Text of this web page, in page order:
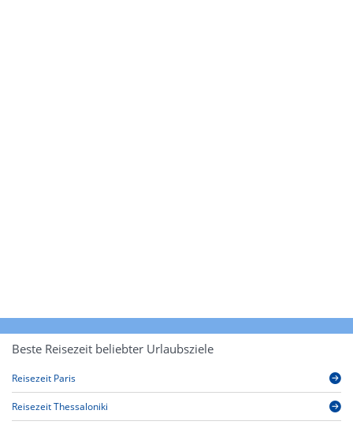
Beste Reisezeit beliebter Urlaubsziele
Reisezeit Paris
Reisezeit Thessaloniki